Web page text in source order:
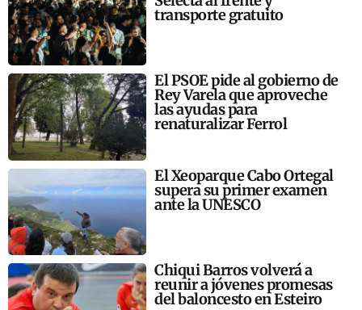
transporte gratuito
El PSOE pide al gobierno de
Rey Varela que aproveche
las ayudas para
renaturalizar Ferrol
El Xeoparque Cabo Ortegal
supera su primer examen
ante la UNESCO
Chiqui Barros volverá a
reunir a jóvenes promesas
del baloncesto en Esteiro